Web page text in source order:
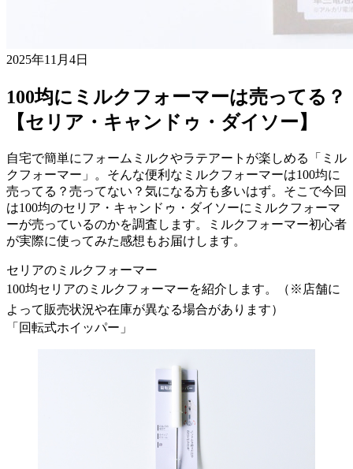
2025年11月4日
100均にミルクフォーマーは売ってる？
【セリア・キャンドゥ・ダイソー】
自宅で簡単にフォームミルクやラテアートが楽しめる「ミル
クフォーマー」。そんな便利なミルクフォーマーは100均に
売ってる？売ってない？気になる方も多いはず。そこで今回
は100均のセリア・キャンドゥ・ダイソーにミルクフォーマ
ーが売っているのかを調査します。ミルクフォーマー初心者
が実際に使ってみた感想もお届けします。
セリアのミルクフォーマー
100均セリアのミルクフォーマーを紹介します。（※店舗に
よって販売状況や在庫が異なる場合があります）
「回転式ホイッパー」